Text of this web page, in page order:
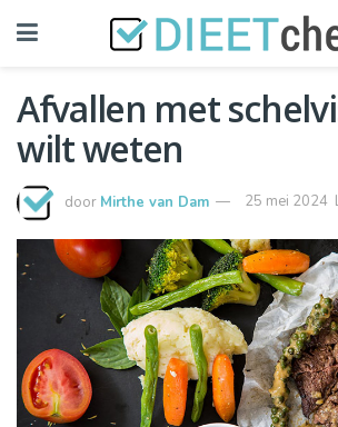
Afvallen met
wilt weten
door Mirthe van Dam 25 mei 2024